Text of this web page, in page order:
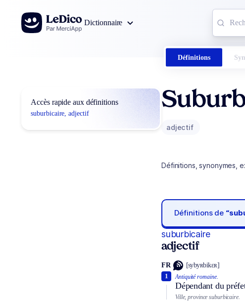
Aller au contenu
Dictionnaire
Définitions
Accès rapide aux définitions
suburbicaire, adjectif
adjectif
Définitions, synonymes,
Définitions de
suburbicaire
adjectif
FR [sybyʀbikɛʀ]
Antiquité romaine.
Dépendant du
1
Ville, province suburbicaire.